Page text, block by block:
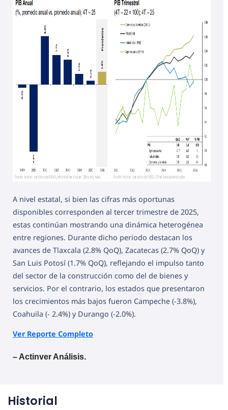
A nivel estatal, si bien las cifras más oportunas
disponibles corresponden al tercer trimestre de 2025,
estas continúan mostrando una dinámica heterogénea
entre regiones. Durante dicho periodo destacan los
avances de Tlaxcala (2.8% QoQ), Zacatecas (2.7% QoQ) y
San Luis Potosí (1.7% QoQ), reflejando el impulso tanto
del sector de la construcción como del de bienes y
servicios. Por el contrario, los estados que presentaron
los crecimientos más bajos fueron Campeche (-3.8%),
Coahuila (- 2.4%) y Durango (-2.0%).
Ver Reporte Completo
– Actinver Análisis.
Historial